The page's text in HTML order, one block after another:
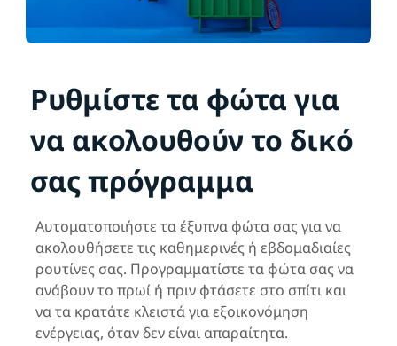
Ρυθμίστε τα φώτα για
να ακολουθούν το δικό
σας πρόγραμμα
Αυτοματοποιήστε τα έξυπνα φώτα σας για να
ακολουθήσετε τις καθημερινές ή εβδομαδιαίες
ρουτίνες σας. Προγραμματίστε τα φώτα σας να
ανάβουν το πρωί ή πριν φτάσετε στο σπίτι και
να τα κρατάτε κλειστά για εξοικονόμηση
ενέργειας, όταν δεν είναι απαραίτητα.